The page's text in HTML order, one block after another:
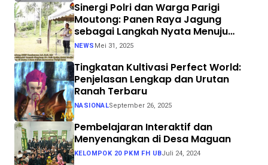
Sinergi Polri dan Warga Parigi
Moutong: Panen Raya Jagung
sebagai Langkah Nyata Menuju
Swasembada Pangan
NEWS Mei 31, 2025
Tingkatan Kultivasi Perfect World:
Penjelasan Lengkap dan Urutan
Ranah Terbaru
NASIONALSeptember 26, 2025
Pembelajaran Interaktif dan
Menyenangkan di Desa Maguan
KELOMPOK 20 PKM FH UBJuli 24, 2024